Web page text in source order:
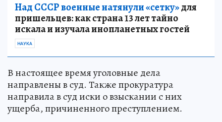
Над СССР военные натянули «сетку»для
пришельцев: как страна 13 лет тайно
искала и изучала инопланетных гостей
НАУКА
В настоящее время уголовные дела
направлены в суд. Также прокуратура
направила в суд иски о взыскании с них
ущерба, причиненного преступлением.